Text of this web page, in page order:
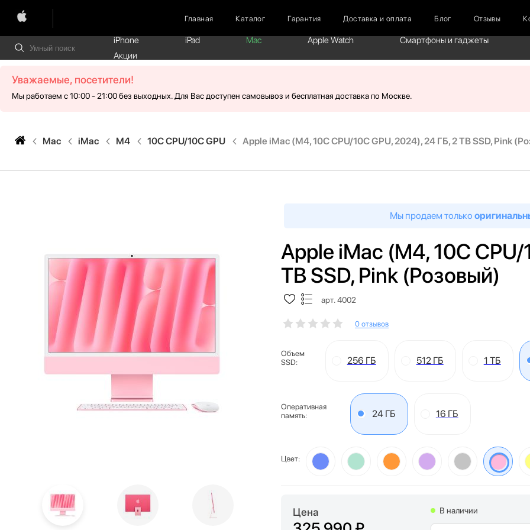
Главная Каталог Гарантия Доставка и оплата Блог Отзывы
iPhone iPad Mac Apple Watch
Смартфоны и гаджеты
Акции
Уважаемые, посетители!
Мы работаем с 10:00 - 21:00 без выходных. Для Вас доступен самовывоз и бесплатная доставка по Москве.
Mac iMac M4 10C CPU/10C GPU Apple iMac (M4, 10C CPU/10C GPU, 2024), 24 ГБ, 2 TB SSD, Pink
Мы продаем только
Apple iMac (M4, 10C
TB SSD, Pink (Розовый)
арт. 4002
0 отзывов
Объем
SSD:
256 ГБ 512 ГБ 1 ТБ
Оперативная
память:
24 ГБ 16 ГБ
Цвет:
Цена В наличии